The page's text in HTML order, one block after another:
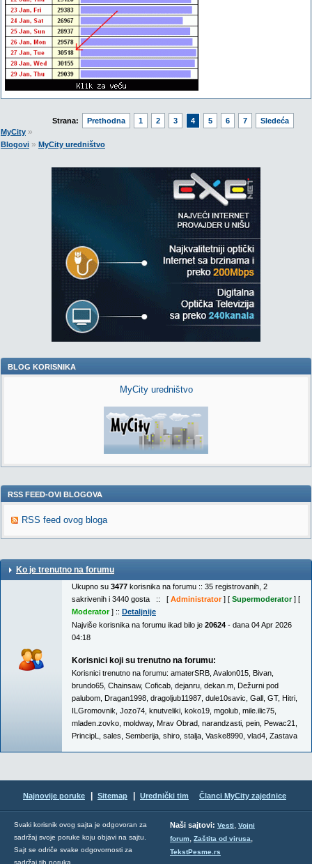
Strana: Prethodna 1 2 3 4 5 6 7
Sledeća
MyCity »
Blogovi » MyCity uredništvo
BLOG KORISNIKA
MyCity uredništvo
RSS FEED-OVI BLOGOVA
RSS feed ovog bloga
Ko je trenutno na forumu
Ukupno su 3477 korisnika na forumu :: 35 registrovanih, 2
sakrivenih i 3440 gosta :: [ Administrator] [ Supermoderator] [
Moderator] :: Detaljnije
Najviše korisnika na forumu ikad bilo je 20624 - dana 04 Apr 2026
04:18
Korisnici koji su trenutno na forumu:
Korisnici trenutno na forumu: amaterSRB Avalon015 Bivan
brundo65 Chainsaw, Coficab dejanru dekan.m Dežurni pod
palubom Dragan1998 dragoljub11987 dule10savic Gall GT, Hitri
ILGromovnik Jozo74 knutveliki koko19 mgolub mile.ilic75
mladen.zovko moldway, Mrav Obrad narandzasti pein Pewac21
PrincipL
sales Semberija shiro stalja Vaske8990 vlad4 Zastava
Najnovije poruke Sitemap Urednički tim Članci MyCity zajednice
Svaki korisnik ovog sajta je odgovoran za
sadržaj svoje poruke koju objavi na sajtu.
Sajt se odriče svake odgovornosti za
sadržaj tih poruka.
Naši sajtovi: Vesti, Vojni
forum, Zaštita od virusa,
TekstPesme.rs